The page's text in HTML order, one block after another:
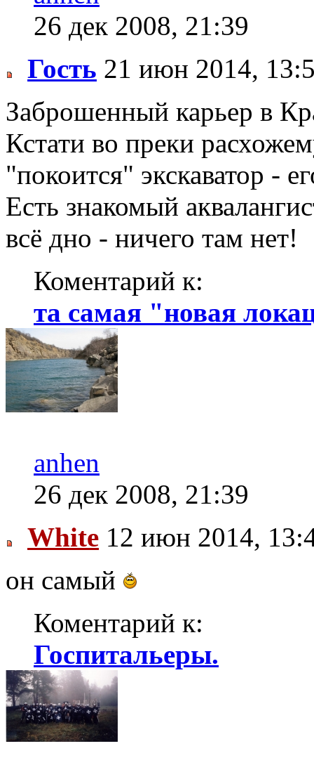
26 дек 2008, 21:39
Гость 21 июн 2014,
Заброшенный карьер в
Кстати во преки
"покоится" экскаватор -
Есть знакомый
всё дно - ничего там нет!
Коментарий к:
та самая "новая
anhen
26 дек 2008, 21:39
White 12 июн 2014,
он самый
Коментарий к:
Госпитальеры.